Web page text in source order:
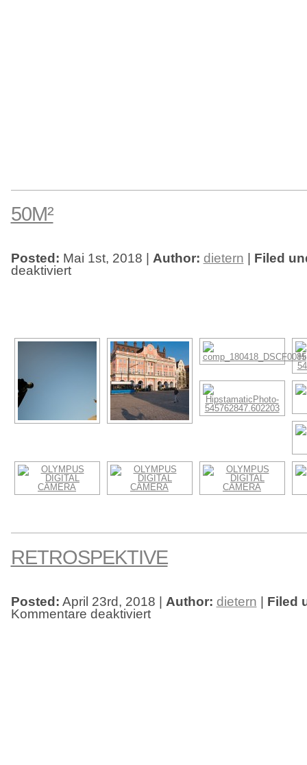
50M²
Posted: Mai 1st, 2018 | Author: dietern
Filed
deaktiviertfür
50m²
RETROSPEKTIVE
Posted: April 23rd, 2018 | Author: dietern | Filed
Kommentare deaktiviertfür
Retrospektive